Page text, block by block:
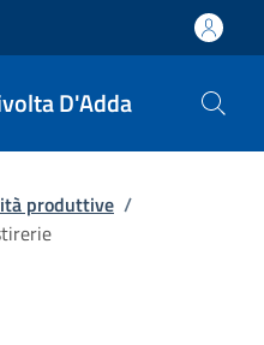
D'Adda
produttive /